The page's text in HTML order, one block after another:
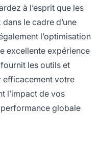
à l’esprit que les
le cadre d’une
l’optimisation
excellente expérience
les outils et
efficacement votre
l’impact de vos
globale